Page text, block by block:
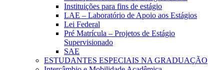
Instituições para fins de estágio
LAE – Laboratório de Apoio aos Estágios
Lei Federal
Pré Matrícula – Projetos de Estágio
Supervisionado
SAE
ESTUDANTES ESPECIAIS NA GRADUAÇÃO